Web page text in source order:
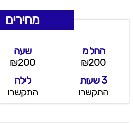
מחירים
החל מ
₪200
שעה
₪200
3 שעות
התקשרו
לילה
התקשרו